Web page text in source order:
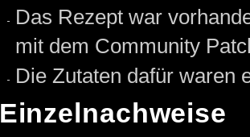
Das Rezept war
mit dem Community
Die Zutaten dafür waren
Einzelnachweise